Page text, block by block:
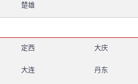
楚雄
定西 大庆
大连 丹东